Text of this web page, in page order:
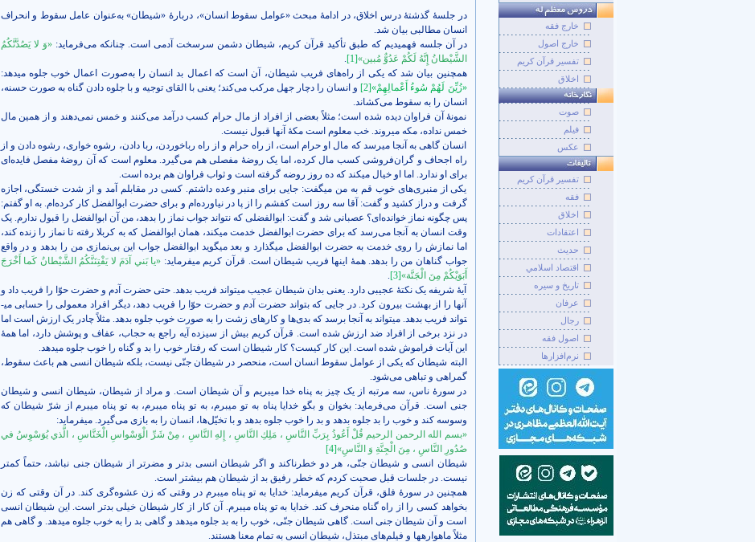
در جلسۀ گذشتۀ درس اخلاق، در ادامۀ مبحث «عوامل سقوط انسان»، دربارۀ «شیطان» به‌عنوان عامل سقوط و انحراف
انسان مطالبی بیان شد.
در آن جلسه فهمیدیم که طبق تأکید قرآن کریم، شیطان دشمن سرسخت آدمی است. چنانکه می‌فرماید:«وَ لا يَصُدَّنَّكُمُ
الشَّيْطانُ إِنَّهُ لَكُمْ‏ عَدُوٌّ مُبين»[1]
.
همچنین بیان شد که یکی از راه‌های فریب شیطان، آن است که اعمال بد انسان را به‌صورت اعمال خوب جلوه می­دهد:
«زُيِّنَ لَهُمْ سُوءُ أَعْمالِهِمْ»[2] و انسان را دچار جهل مرکب می‌کند؛ یعنی با القای توجیه و با جلوه دادن گناه به صورت حسنه،
انسان را به سقوط می‌کشاند.
نمونۀ آن فراوان دیده شده است؛ مثلاً بعضی از افراد از مال حرام کسب درآمد می‌کنند و خمس نمی‌دهند و از همین مال
خمس نداده، مکه می­روند. خب معلوم است مکۀ آنها قبول نیست.
انسان گاهی به آنجا می­­رسد که مال او حرام است، از راه حرام و از راه رباخوردن، ربا دادن، رشوه خواری، رشوه دادن و از
راه اجحاف و گران‌فروشی کسب مال کرده، اما یک روضۀ مفصلی هم می‌گیرد. معلوم است که آن روضۀ مفصل فایده‌ای
برای او ندارد. اما او خیال می­کند که ده روز روضه گرفته است و ثواب فراوان هم برده است.
یکی از منبری‌های خوب قم به من می­­گفت: جایی برای منبر وعده داشتم. کسی در مقابلم آمد و از شدت خستگی، اجازه
گرفت و دراز کشید و گفت: آقا سه روز است کفشم را از پا در نیاورده‌ام و برای حضرت ابوالفضل کار کرده‌ام. به او گفتم:
پس چگونه نماز خوانده‌ای؟ عصبانی شد و گفت: ابوالفضلی که نتواند جواب نماز را بدهد، من آن ابوالفضل را قبول ندارم. یک
وقت انسان به آنجا می‌رسد که برای حضرت ابوالفضل خدمت می­کند، همان ابوالفضل که به کربلا رفته تا نماز را زنده کند،
اما نمازش را روی خدمت به حضرت ابوالفضل می­گذارد و بعد می­گوید ابوالفضل جواب این بی‌نمازی من را بدهد و در واقع
جواب گناهان من را بدهد. همۀ اینها فریب شیطان است. قرآن کریم می­فرماید: «يا بَني‏ آدَمَ لا يَفْتِنَنَّكُمُ الشَّيْطانُ كَما أَخْرَجَ
أَبَوَيْكُمْ مِنَ الْجَنَّة»[3]
.
آیۀ شریفه یک نکتۀ عجیبی دارد. یعنی بدان شیطان عجیب می­تواند فریب بدهد. حتی حضرت آدم و حضرت حوّا را فریب داد و
آنها را از بهشت بیرون کرد. در جایی که بتواند حضرت آدم و حضرت حوّا را فریب دهد، دیگر افراد معمولی را حسابی می­
تواند فریب بدهد. می­تواند به آنجا برسد که بدی‌ها و کارهای زشت را به صورت خوب جلوه بدهد. مثلاً چادر یک ارزش است اما
در نزد برخی از افراد ضد ارزش شده است. قرآن کریم بیش از سیزده آیه راجع به حجاب، عفاف و پوشش دارد، اما همۀ
این آیات فراموش شده است. این کار کیست؟ کار شیطان است که رفتار خوب را بد و گناه را خوب جلوه می­دهد.
البته شیطان که یکی از عوامل سقوط انسان است، منحصر در شیطان جنّی نیست، بلکه شیطان انسی هم باعث سقوط،
گمراهی و تباهی می‌شود.
در سورۀ ناس، سه مرتبه از یک چیز به پناه خدا می­بریم و آن شیطان است. و مراد از شیطان، شیطان انسی و شیطان
جنی است. قرآن می‌فرماید: بخوان و بگو خدایا پناه به تو می­برم، به تو پناه می­برم، به تو پناه می­برم از شرّ شیطان که
وسوسه کند و خوب را بد جلوه بدهد و بد را خوب جلوه بدهد و با تخیّل‌ها، انسان را به بازی می‌گیرد. می­فرماید:
«بسم الله الرحمن الرحیم قُلْ أَعُوذُ بِرَبِّ النَّاسِ ، مَلِكِ النَّاسِ ، إِلهِ النَّاسِ ، مِنْ شَرِّ الْوَسْواسِ الْخَنَّاسِ ، الَّذي يُوَسْوِسُ في‏
صُدُورِ النَّاسِ ، مِنَ الْجِنَّةِ وَ النَّاسِ»[4]
شیطان انسی و شیطان جنّی، هر دو خطرناکند و اگر شیطان انسی بدتر و مضرتر از شیطان جنی نباشد، حتماً کمتر
نیست. در جلسات قبل صحبت کردم که خطر رفیق بد از شیطان هم بیشتر است.
همچنین در سورۀ فلق، قرآن کریم می­فرماید: خدایا به تو پناه می­­برم در وقتی که زن عشوه‌گری کند. در آن وقتی که زن
بخواهد کسی را از راه گناه منحرف کند. خدایا به تو پناه می­برم. آن کار از کار شیطان خیلی بدتر است. این شیطان انسی
است و آن شیطان جنی است. گاهی شیطان جنّی، خوب را به بد جلوه می­دهد و گاهی بد را به خوب جلوه می­دهد. و گاهی هم
مثلاً ماهواره­ها و فیلم‌های مبتذل، شیطان انسی به تمام معنا هستند.
خارج فقه
خارج اصول
تفسیر قرآن کریم
اخلاق
صوت
فيلم
عکس
تفسير قرآن کريم
فقه
اخلاق
اعتقادات
حديث
اقتصاد اسلامي
تاريخ و سيره
عرفان
رجال
اصول فقه
نرم‌افزارها